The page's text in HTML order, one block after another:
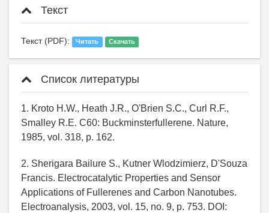
Текст
Текст (PDF): Читать Скачать
Список литературы
1. Kroto H.W., Heath J.R., O'Brien S.C., Curl R.F.,
Smalley R.E. C60: Buckminsterfullerene. Nature,
1985, vol. 318, p. 162.
2. Sherigara Bailure S., Kutner Wlodzimierz, D'Souza
Francis. Electrocatalytic Properties and Sensor
Applications of Fullerenes and Carbon Nanotubes.
Electroanalysis, 2003, vol. 15, no. 9, p. 753. DOI: